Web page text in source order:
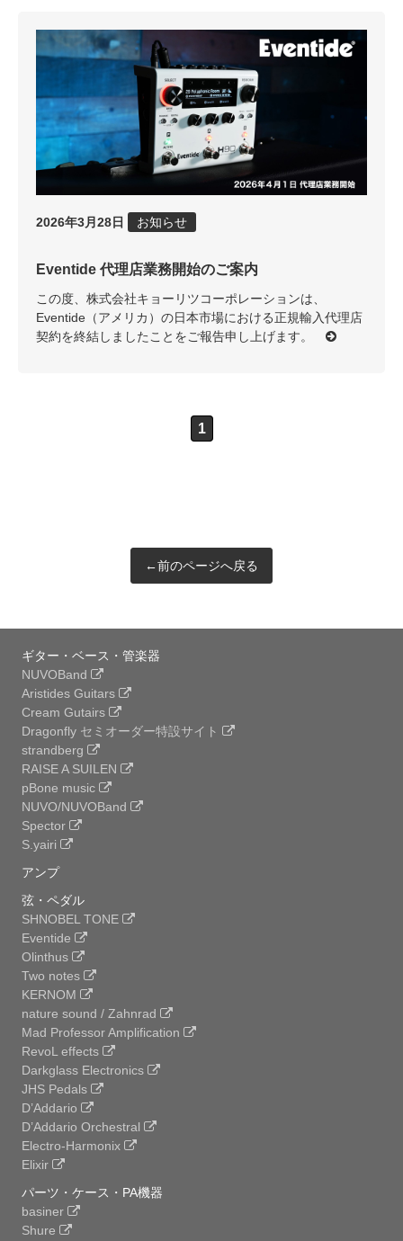
2026年3月28日 お知らせ
Eventide 代理店業務開始のご案内
この度、株式会社キョーリツコーポレーションは、
Eventide（アメリカ）の日本市場における正規輸入代理店
契約を終結しましたことをご報告申し上げます。
1
←前のページへ戻る
ギター・ベース・管楽器
NUVOBand
Aristides Guitars
Cream Gutairs
Dragonfly セミオーダー特設サイト
strandberg
RAISE A SUILEN
pBone music
NUVO/NUVOBand
Spector
S.yairi
アンプ
弦・ペダル
SHNOBEL TONE
Eventide
Olinthus
Two notes
KERNOM
nature sound / Zahnrad
Mad Professor Amplification
RevoL effects
Darkglass Electronics
JHS Pedals
D’Addario
D’Addario Orchestral
Electro-Harmonix
Elixir
パーツ・ケース・PA機器
basiner
Shure